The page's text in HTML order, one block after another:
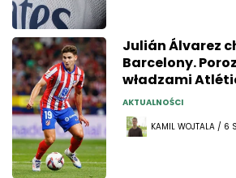
Julián Álvarez
Barcelony.
władzami
AKTUALNOŚCI
KAMIL WOJTALA / 6